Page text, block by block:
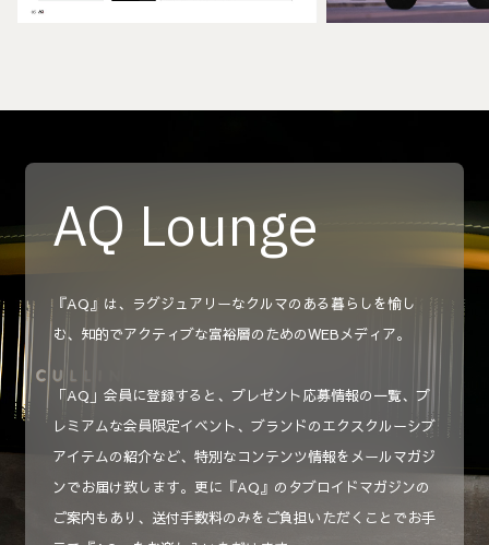
AQ Lounge
『AQ』は、ラグジュアリーなクルマのある暮らしを愉し
む、知的でアクティブな富裕層のためのWEBメディア。
「AQ」会員に登録すると、プレゼント応募情報の一覧、プ
レミアムな会員限定イベント、ブランドのエクスクルーシブ
アイテムの紹介など、特別なコンテンツ情報をメールマガジ
ンでお届け致します。更に『AQ』のタブロイドマガジンの
ご案内もあり、送付手数料のみをご負担いただくことでお手